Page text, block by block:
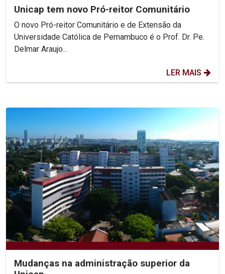
Unicap tem novo Pró-reitor Comunitário
O novo Pró-reitor Comunitário e de Extensão da
Universidade Católica de Pernambuco é o Prof. Dr. Pe.
Delmar Araujo...
LER MAIS
Mudanças na administração superior da